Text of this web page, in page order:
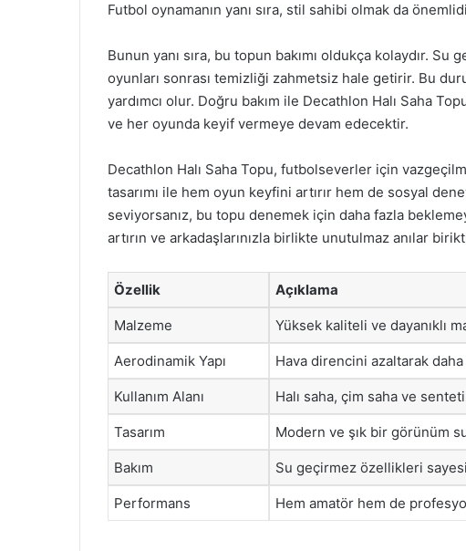
Futbol oynamanın yanı sıra, stil sahibi olmak da
Bunun yanı sıra, bu topun bakımı oldukça kolaydır.
oyunları sonrası temizliği zahmetsiz hale getirir. Bu
yardımcı olur. Doğru bakım ile Decathlon Halı Saha
ve her oyunda keyif vermeye devam edecektir.
Decathlon Halı Saha Topu, futbolseverler için
tasarımı ile hem oyun keyfini artırır hem de sosyal
seviyorsanız, bu topu denemek için daha fazla
artırın ve arkadaşlarınızla birlikte unutulmaz anılar
Özellik Açıklama
Malzeme Yüksek kaliteli ve dayanıklı
Aerodinamik Yapı Hava direncini azaltarak
Kullanım Alanı Halı saha, çim saha ve
Tasarım Modern ve şık bir görünüm
Bakım Su geçirmez özellikleri
Performans Hem amatör hem de